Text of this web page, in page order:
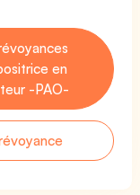
en
-PAO-